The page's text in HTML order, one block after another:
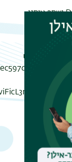
שליו חוליו, מנכ"ל ומייסד חברת Dream Group ישתף אותנו